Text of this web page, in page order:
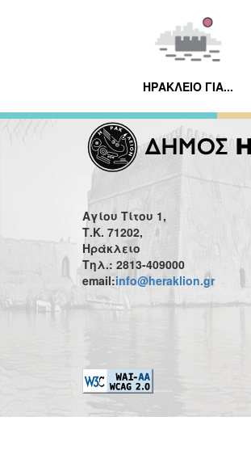
ΗΡΑΚΛΕΙΟ ΓΙΑ...
Αγίου Τίτου 1,
Τ.Κ. 71202,
Ηράκλειο
Τηλ.: 2813-409000
email:info@heraklion.gr